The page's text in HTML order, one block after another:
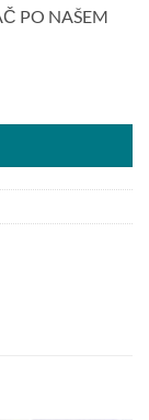
PO NAŠEM